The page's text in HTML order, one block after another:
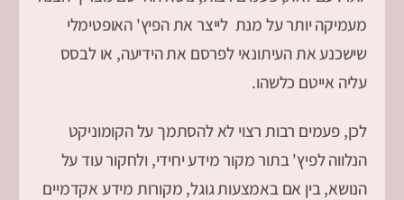
מעמיקה יותר על מנת לייצר את הפיץ' האופטימלי
שישכנע את העיתונאי לפרסם את הידיעה, או לבסס
עליה אייטם כלשהו.
לכן, פעמים רבות רצוי לא להסתמך על הקומוניקט
הנלווה לפיץ' בתור מקור מידע יחידי, ולחקור עוד על
הנושא, בין אם באמצעות גוגל, מקורות מידע אקדמיים